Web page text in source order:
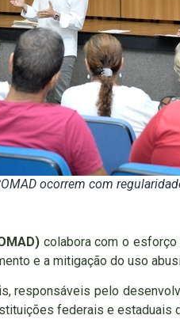
ocorrem com
colabora com o esforço
e a mitigação do uso
responsáveis pelo
federais e estaduais